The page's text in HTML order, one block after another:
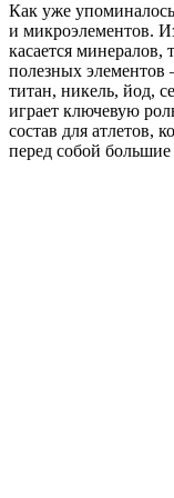
Как уже
и микроэлементов.
касается минералов,
полезных
титан, никель, йод,
играет ключевую
состав для атлетов,
перед собой большие